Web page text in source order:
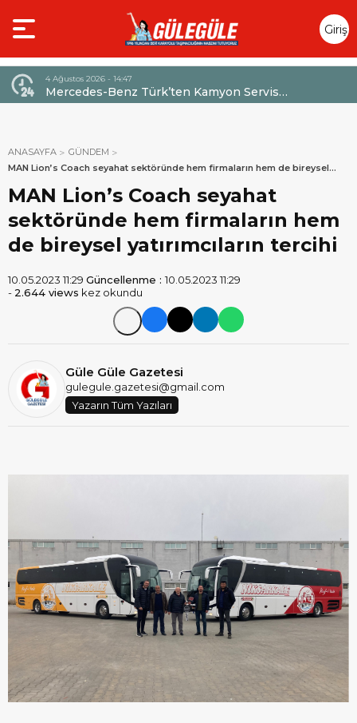
Giriş
Yap
4 Ağustos 2026 - 14:47
Mercedes-Benz Türk’ten Kamyon Servis
Sözleşmelerinde 36 Aya Varan Taksit İmkânı
ANASAYFA
GÜNDEM
MAN Lion’s Coach seyahat sektöründe hem firmaların hem de bireysel
yatırımcıların tercihi
MAN Lion’s Coach seyahat
sektöründe hem firmaların hem
de bireysel yatırımcıların tercihi
10.05.2023 11:29 Güncellenme :10.05.2023 11:29
- 2.644 views kez okundu
Güle Güle Gazetesi
gulegule.gazetesi@gmail.com
Yazarın Tüm Yazıları